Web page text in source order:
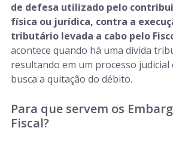
de defesa utilizado pelo
física ou jurídica, contra a
tributário levada a cabo pelo
acontece quando há uma dívida
resultando em um processo judicial
busca a quitação do débito.
Para que servem os
Fiscal?